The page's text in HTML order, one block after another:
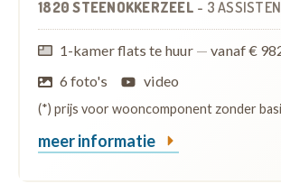
1820 STEENOKKERZEEL - 3
1-kamer flats te huur — vanaf €
6 foto's video
(*) prijs voor wooncomponent zonder
meer informatie